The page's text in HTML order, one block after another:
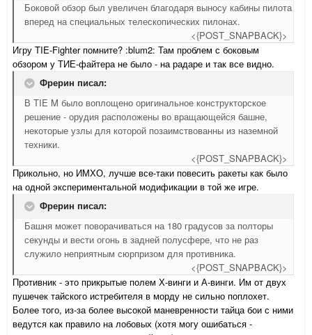
Боковой обзор был увеличен благодаря выносу кабины пилота
вперед на специальных телескопических пилонах.
<{POST_SNAPBACK}>
Игру TIE-Fighter помните? :blum2: Там проблем с боковым
обзором у ТИЕ-файтера не было - на радаре и так все видно.
Фрерин писал:
В TIE M было воплощено оригинальное конструкторское
решение - орудия расположены во вращающейся башне,
некоторые узлы для которой позаимствованны из наземной
техники.
<{POST_SNAPBACK}>
Прикольно, но ИМХО, лучше все-таки повесить ракеты как было
на одной экспериментальной модификации в той же игре.
Фрерин писал:
Башня может поворачиваться на 180 градусов за полторы
секунды и вести огонь в задней полусфере, что не раз
служило неприятным сюрпризом для противника.
<{POST_SNAPBACK}>
Противник - это прикрытые полем Х-винги и А-винги. Им от двух
пушечек тайского истребителя в морду не сильно поплохет.
Более того, из-за более высокой маневренности тайца бои с ними
ведутся как правило на лобовых (хотя могу ошибаться -